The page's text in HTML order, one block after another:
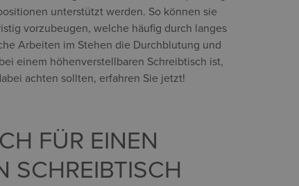
unterstützt werden. So können sie
vorzubeugen, welche häufig durch langes
Arbeiten im Stehen die Durchblutung und
einem höhenverstellbaren Schreibtisch ist,
achten sollten, erfahren Sie jetzt!
FÜR EINEN
SCHREIBTISCH